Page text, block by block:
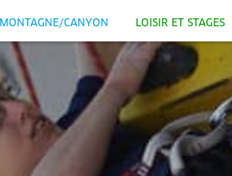
MONTAGNE/CANYON LOISIR ET STAGES